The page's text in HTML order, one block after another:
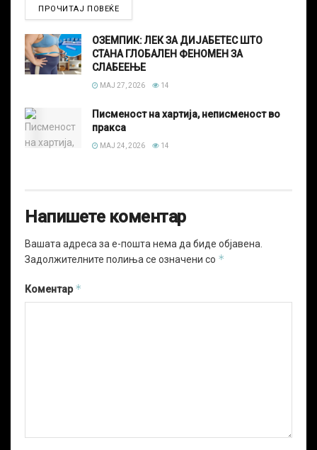
ПРОЧИТАЈ ПОВЕЌЕ
ОЗЕМПИК: ЛЕК ЗА ДИЈАБЕТЕС ШТО
СТАНА ГЛОБАЛЕН ФЕНОМЕН ЗА
СЛАБЕЕЊЕ
МАЈ 27, 2026 14
Писменост на хартија, неписменост во
пракса
МАЈ 24, 2026 14
Напишете коментар
Вашата адреса за е-пошта нема да биде објавена.
Задолжителните полиња се означени со *
Коментар*